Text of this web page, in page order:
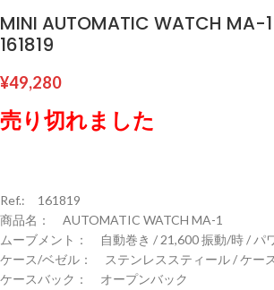
MINI AUTOMATIC WATCH MA-
161819
¥49,280
売り切れました
Ref.: 161819
商品名： AUTOMATIC WATCH MA-1
ムーブメント： 自動巻き / 21,600 振動/時 / パ
ケース/ベゼル： ステンレススティール / ケー
ケースバック： オープンバック